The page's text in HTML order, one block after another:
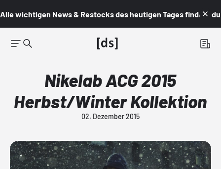
Alle wichtigen News & Restocks des heutigen Tages findest du
Nikelab ACG 2015
Herbst/Winter Kollektion
02. Dezember 2015